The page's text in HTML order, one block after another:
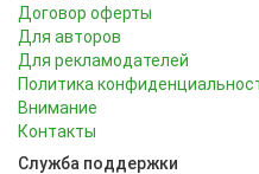
Договор оферты
Для авторов
Для рекламодателей
Политика
Внимание
Контакты
Служба поддержки